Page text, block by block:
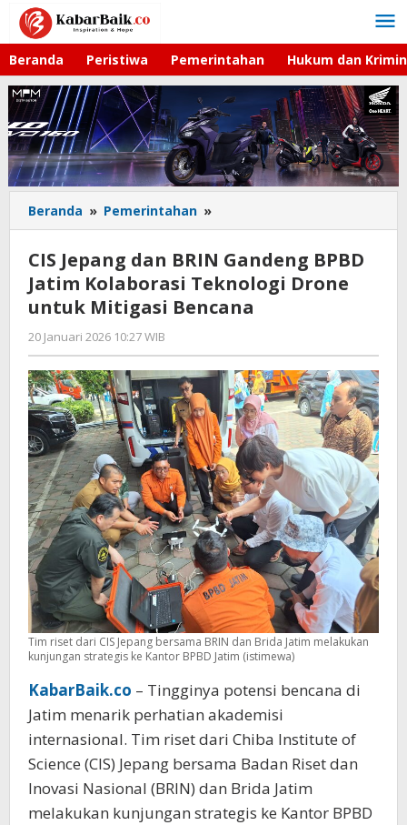
Lewati
konten
Beranda Peristiwa Pemerintahan Hukum dan
Beranda » Pemerintahan »
Jepang
BRIN
Gandeng
BPBD
Drone
untuk
Mitigasi
Bencana
CIS Jepang dan BRIN Gandeng BPBD
Jatim Kolaborasi Teknologi Drone
untuk Mitigasi Bencana
20 Januari 2026 10:27 WIB
Imam
WD
Tim riset dari CIS Jepang bersama BRIN dan Brida Jatim melakukan
kunjungan strategis ke Kantor BPBD Jatim (istimewa)
KabarBaik.co – Tingginya potensi bencana di
Jatim menarik perhatian akademisi
internasional. Tim riset dari Chiba Institute of
Science (CIS) Jepang bersama Badan Riset dan
Inovasi Nasional (BRIN) dan Brida Jatim
melakukan kunjungan strategis ke Kantor BPBD